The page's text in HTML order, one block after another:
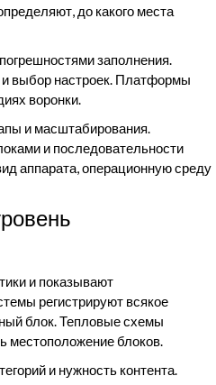
до какого места
заполнения.
и выбор настроек. Платформы
воронки.
и масштабирования.
и последовательности
аппарата, операционную среду
и показывают
регистрируют всякое
блок. Тепловые схемы
местоположение блоков.
и нужность контента.